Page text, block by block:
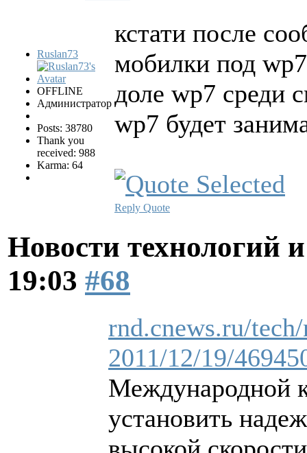
Ruslan73
OFFLINE
Администратор
Posts: 38780
Thank you
received: 988
Karma: 64
кстати после
мобилки под
доле wp7 среди
wp7 будет
Reply Quote
Новости технологий
19:03 #68
rnd.cnews.ru/
2011/12/19/
Международной
установить